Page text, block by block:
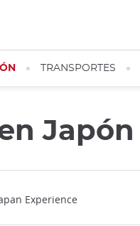
TRANSPORTES
Japón
Experience